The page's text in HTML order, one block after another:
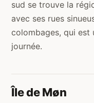
sud se trouve la
avec ses rues
colombages, qui est
journée.
Île de Møn